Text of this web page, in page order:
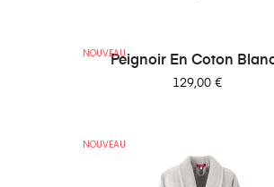
NOUVEAU
Peignoir En Coton
Prix
129,00 €
NOUVEAU